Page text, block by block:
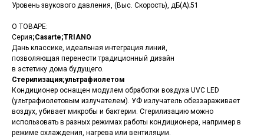
Уровень звукового давления, (Выс. Скорость), дБ(А);51
О ТОВАРЕ:
Серия;Casarte;TRIANO
Дань классике, идеальная интеграция линий,
позволяющая перенести традиционный дизайн
в эстетику дома будущего.
Стерилизация;ультрафиолетом
Кондиционер оснащен модулем обработки воздуха UVC LED
(ультрафиолетовым излучателем). УФ излучатель обеззараживает
воздух, убивает микробы и бактерии. Стерилизацию можно
использовать в разных режимах работы кондиционера, например в
режиме охлаждения, нагрева или вентиляции.